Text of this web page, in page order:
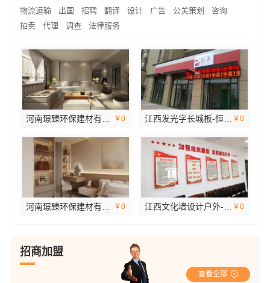
物流运输 出国 招聘 翻译 设计 广告 公关策划
咨询
拍卖
代理 调查 法律服务
河南璟臻环保建材有限公司：偃师房屋装修费用参考 ￥0
河南璟臻环保建材有限公司济源全屋装修墙面刷新服务 ￥0
江西发光字长城板-恒辉广告 ￥0
￥0
招商加盟
查看全部